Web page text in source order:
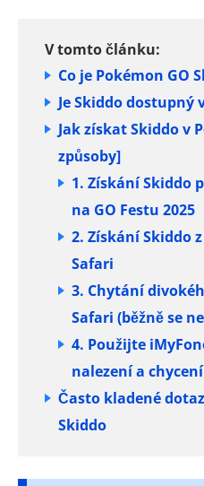
V tomto článku:
Co je Pokémon GO
Je Skiddo dostupný
Jak získat Skiddo v
způsoby]
1. Získání Skiddo
na GO Festu 2025
2. Získání Skiddo
Safari
3. Chytání
Safari (běžně se
4. Použijte
nalezení a
Často kladené
Skiddo